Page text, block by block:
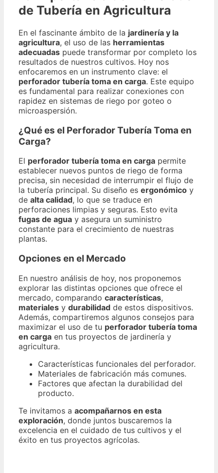
de Tubería en Agricultura
En el fascinante ámbito de la jardinería y la
agricultura, el uso de las herramientas
adecuadas puede transformar por completo los
resultados de nuestros cultivos. Hoy nos
enfocaremos en un instrumento clave: el
perforador tubería toma en carga. Este equipo
es fundamental para realizar conexiones con
rapidez en sistemas de riego por goteo o
microaspersión.
¿Qué es el Perforador Tubería Toma en
Carga?
El perforador tubería toma en carga permite
establecer nuevos puntos de riego de forma
precisa, sin necesidad de interrumpir el flujo de
la tubería principal. Su diseño es ergonómico y
de alta calidad, lo que se traduce en
perforaciones limpias y seguras. Esto evita
fugas de agua y asegura un suministro
constante para el crecimiento de nuestras
plantas.
Opciones en el Mercado
En nuestro análisis de hoy, nos proponemos
explorar las distintas opciones que ofrece el
mercado, comparando características,
materiales y durabilidad de estos dispositivos.
Además, compartiremos algunos consejos para
maximizar el uso de tu perforador tubería toma
en carga en tus proyectos de jardinería y
agricultura.
Características funcionales del perforador.
Materiales de fabricación más comunes.
Factores que afectan la durabilidad del
producto.
Te invitamos a acompañarnos en esta
exploración, donde juntos buscaremos la
excelencia en el cuidado de tus cultivos y el
éxito en tus proyectos agrícolas.